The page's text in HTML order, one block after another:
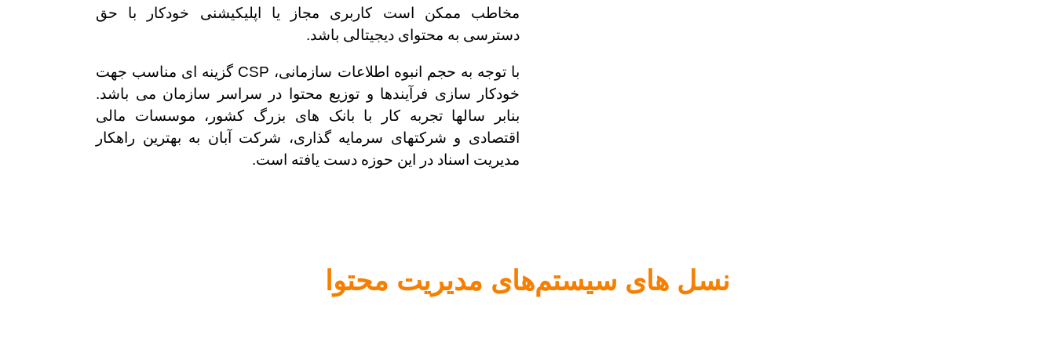
مخاطب ممکن است کاربری مجاز یا اپلیکیشنی خودکار با حق
دسترسی به محتوای دیجیتالی باشد.
با توجه به حجم انبوه اطلاعات سازمانی، CSP گزینه ای مناسب جهت
خودکار سازی فرآیندها و توزیع محتوا در سراسر سازمان می باشد.
بنابر سالها تجربه کار با بانک های بزرگ کشور، موسسات مالی
اقتصادی و شرکتهای سرمایه گذاری، شرکت آبان به بهترین راهکار
مدیریت اسناد در این حوزه دست یافته است.
نسل های سیستم‌های مدیریت محتوا